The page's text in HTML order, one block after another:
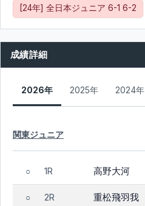
[24年] 全日本ジュニア 6-1 6-2
成績詳細
2026年 2025年 2024年
関東ジュニア
○ 1R 高野大河
○ 2R 重松飛羽我